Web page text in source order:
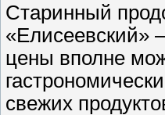
Старинный
«Елисеевский»
цены вполне
свежих